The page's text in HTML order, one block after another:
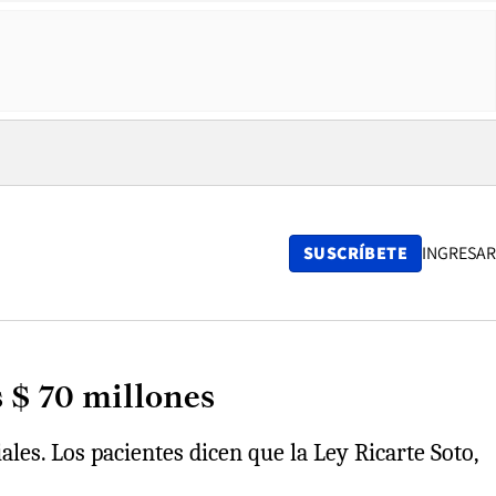
SUSCRÍBETE INGRESAR
$ 70 millones
Los pacientes dicen que la Ley Ricarte Soto,